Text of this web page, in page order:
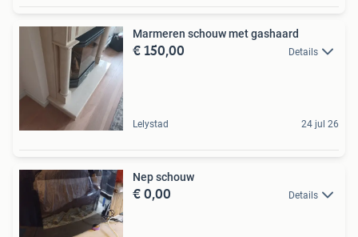
Marmeren schouw met gashaard
€ 150,00 Details
Lelystad 24 jul 26
Nep schouw
€ 0,00 Details